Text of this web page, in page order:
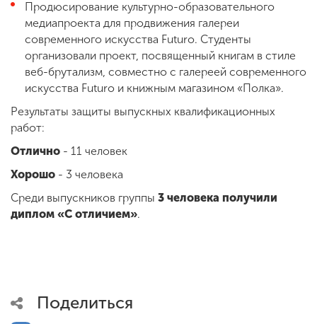
Продюсирование культурно-образовательного
медиапроекта для продвижения галереи
современного искусства Futuro. Студенты
организовали проект, посвященный книгам в стиле
веб-брутализм, совместно с галереей современного
искусства Futuro и книжным магазином «Полка».
Результаты защиты выпускных квалификационных
работ:
Отлично - 11 человек
Хорошо - 3 человека
Среди выпускников группы 3 человека получили
диплом «С отличием».
Поделиться